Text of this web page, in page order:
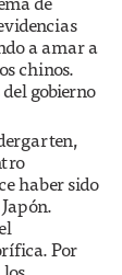
a amar a
chinos.
gobierno
haber sido
Por